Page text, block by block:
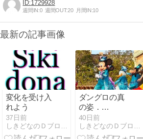
1729928
週間IN:0 週間OUT:20 月間IN:10
最新の記事画像
変化を受け入
れよう
37日前
ダングロの真
の姿．
26/04/12の
TDSレポ
⑥（終）
40日前